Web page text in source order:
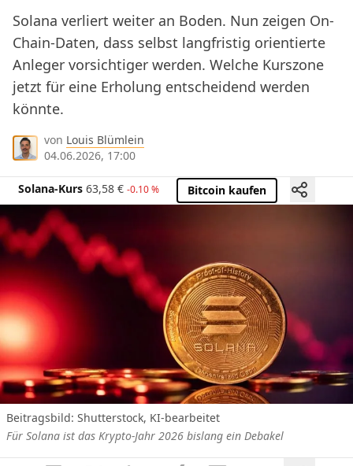
Solana verliert weiter an Boden. Nun zeigen On-
Chain-Daten, dass selbst langfristig orientierte
Anleger vorsichtiger werden. Welche Kurszone
jetzt für eine Erholung entscheidend werden
könnte.
von Louis Blümlein
04.06.2026, 17:00
Solana-Kurs 63,58 € -0.10 % Bitcoin kaufen
Beitragsbild: Shutterstock, KI-bearbeitet
Für Solana ist das Krypto-Jahr 2026 bislang ein Debakel